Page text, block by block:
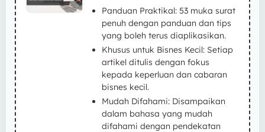
Panduan Praktikal: 53 muka surat
penuh dengan panduan dan tips
yang boleh terus diaplikasikan.
Khusus untuk Bisnes Kecil: Setiap
artikel ditulis dengan fokus
kepada keperluan dan cabaran
bisnes kecil.
Mudah Difahami: Disampaikan
dalam bahasa yang mudah
difahami dengan pendekatan